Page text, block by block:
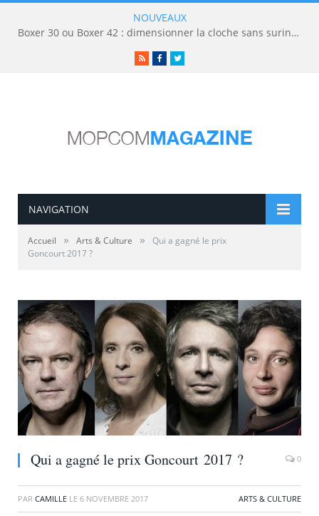
NOUVEAUX
Boxer 30 ou Boxer 42 : dimensionner la cloche sans surinvestir
RSSFacebookTwitter
NAVIGATION
Accueil » Arts & Culture »
Qui a gagné le prix
Goncourt 2017 ?
Qui a gagné le prix Goncourt 2017 ? 0
PAR CAMILLE LE 6 NOVEMBRE 2017 ARTS & CULTURE